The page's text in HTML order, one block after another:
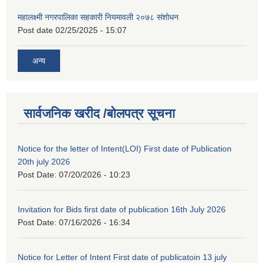
महालक्ष्मी नगरपालिका सहकारी नियमावली २०७८ संशोधन
Post date 02/25/2025 - 15:07
अन्य
सार्वजनिक खरीद /बोलपत्र सूचना
Notice for the letter of Intent(LOI) First date of Publication
20th july 2026
Post Date: 07/20/2026 - 10:23
Invitation for Bids first date of publication 16th July 2026
Post Date: 07/16/2026 - 16:34
Notice for Letter of Intent First date of publicatoin 13 july